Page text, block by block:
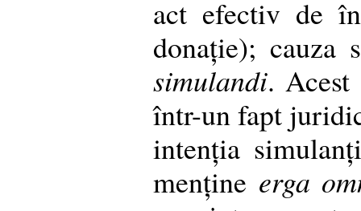
act efectiv de
donație); cauza
simulandi. Acest
într-un fapt
intenția
menține erga